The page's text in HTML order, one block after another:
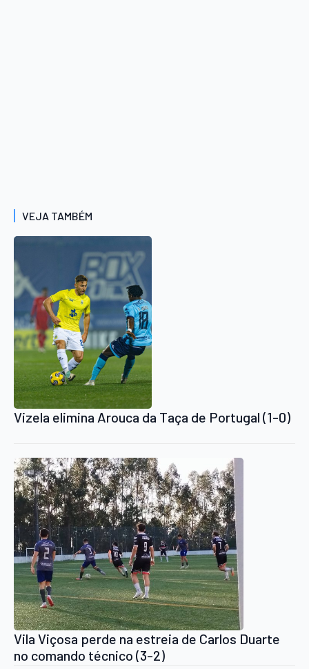
VEJA TAMBÉM
Vizela elimina Arouca da Taça de Portugal (1-0)
Vila Viçosa perde na estreia de Carlos Duarte
no comando técnico (3-2)